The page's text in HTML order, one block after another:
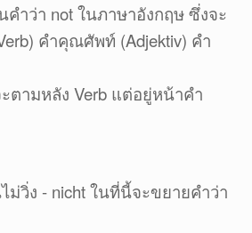
คำว่า not ในภาษาอังกฤษ ซึ่งจะ
คำคุณศัพท์ (Adjektiv) คำ
ตามหลัง Verb แต่อยู่หน้าคำ
ม่วิ่ง - nicht ในที่นี้จะขยายคำว่า